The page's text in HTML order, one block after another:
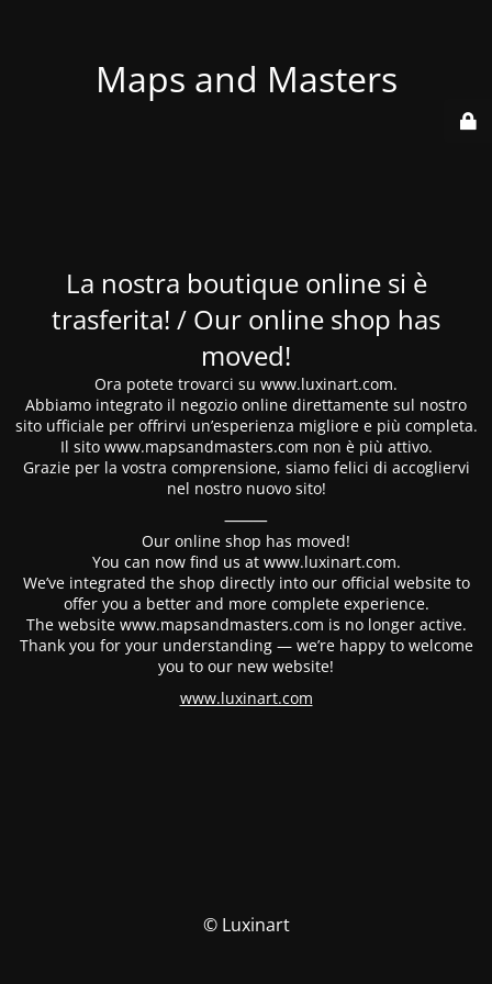
Maps and Masters
La nostra boutique online si è
trasferita! / Our online shop has
moved!
Ora potete trovarci su www.luxinart.com.
Abbiamo integrato il negozio online direttamente sul nostro
sito ufficiale per offrirvi un’esperienza migliore e più completa.
Il sito www.mapsandmasters.com non è più attivo.
Grazie per la vostra comprensione, siamo felici di accogliervi
nel nostro nuovo sito!
⸻
Our online shop has moved!
You can now find us at www.luxinart.com.
We’ve integrated the shop directly into our official website to
offer you a better and more complete experience.
The website www.mapsandmasters.com is no longer active.
Thank you for your understanding — we’re happy to welcome
you to our new website!
www.luxinart.com
© Luxinart